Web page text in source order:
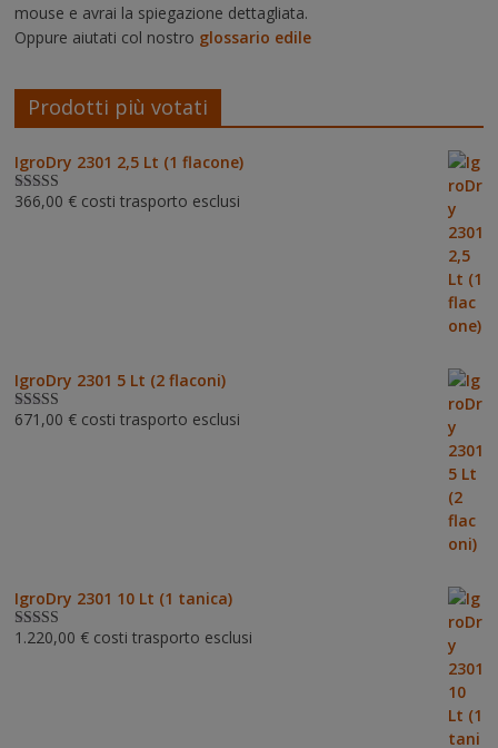
mouse e avrai la spiegazione dettagliata.
Oppure aiutati col nostro glossario edile
Prodotti più votati
IgroDry 2301 2,5 Lt (1 flacone)
Valutato5.00
366,00 € costi trasporto esclusi
IgroDry 2301 5 Lt (2 flaconi)
Valutato5.00
671,00 € costi trasporto esclusi
IgroDry 2301 10 Lt (1 tanica)
Valutato5.00
1.220,00 € costi trasporto esclusi